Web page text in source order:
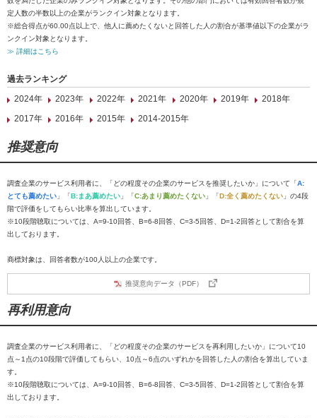
定人数の半数以上の企業がランクイン対象となります。
※総合得点が60.00点以上で、他人に薦めたくないと回答した人の割合が基準値以下の企業がラ
ンクイン対象となります。
≫ 詳細はこちら
過去ランキング
2024年
2023年 2022年 2021年 2020年 2019年
2018年
2017年
2016年 2015年 2014-2015年
推奨意向
調査企業のサービス利用者に、「どの程度その企業のサービスを推奨したいか」について「A:
とても薦めたい 」「B:まあ薦めたい 」「C:あまり薦めたくない 」「D:全く薦めたくない 」の4段
階で評価をしてもらい比率を算出しています。
※10段階聴取については、A=9-10回答、B=6-8回答、C=3-5回答、D=1-2回答として割合を算
出しております。
商標対象は、回答者数が100人以上の企業です。
推奨意向データ（PDF）
再利用意向
調査企業のサービス利用者に、「どの程度その企業のサービスを再利用したいか」について10
点～1点の10段階で評価してもらい、10点～6点のいずれかを回答した人の割合を算出していま
す。
※10段階聴取については、A=9-10回答、B=6-8回答、C=3-5回答、D=1-2回答として割合を算
出しております。